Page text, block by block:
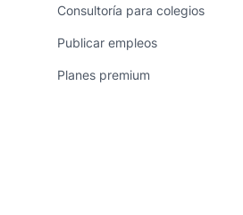
Consultoría para colegios
Publicar empleos
Planes premium